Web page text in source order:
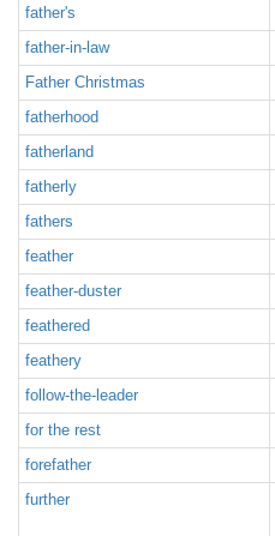
father's
father-in-law
Father Christmas
fatherhood
fatherland
fatherly
fathers
feather
feather-duster
feathered
feathery
follow-the-leader
for the rest
forefather
further